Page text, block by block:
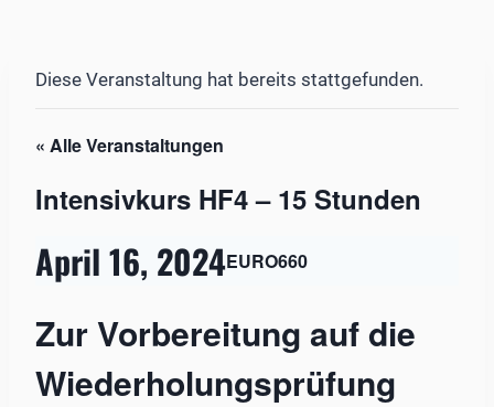
Diese Veranstaltung hat bereits stattgefunden.
« Alle Veranstaltungen
Intensivkurs HF4 – 15 Stunden
April 16, 2024EURO660
Zur Vorbereitung auf die
Wiederholungsprüfung